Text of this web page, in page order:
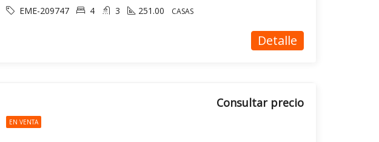
EME-209747 4 3 251.00 CASAS
Detalle
EN VENTA
Consultar precio